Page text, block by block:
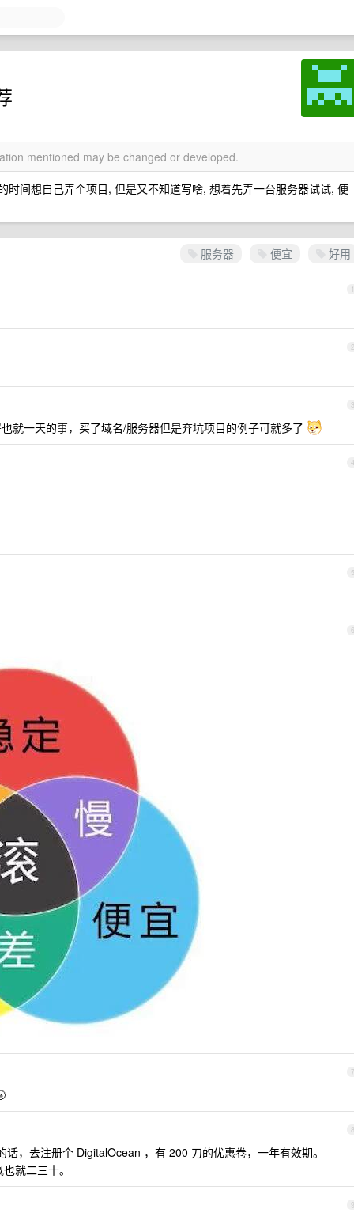
mentioned may be changed or developed.
间想自己弄个项目, 但是又不知道写啥, 想着先弄一台服务器试试, 便
服务器 便宜 好用
1
2
3
就一天的事，买了域名/服务器但是弃坑项目的例子可就多了
4
5
6
7
8
，去注册个 DigitalOcean ，有 200 刀的优惠卷，一年有效期。
就二三十。
9